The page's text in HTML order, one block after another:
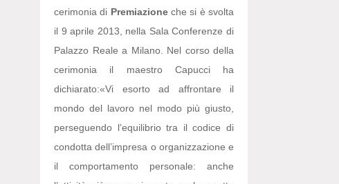
cerimonia di Premiazioneche si è svolta
il 9 aprile 2013, nella Sala Conferenze di
Palazzo Reale a Milano. Nel corso della
cerimonia il maestro Capucci ha
dichiarato:«Vi esorto ad affrontare il
mondo del lavoro nel modo più giusto,
perseguendo l’equilibrio tra il codice di
condotta dell’impresa o organizzazione e
il comportamento personale: anche